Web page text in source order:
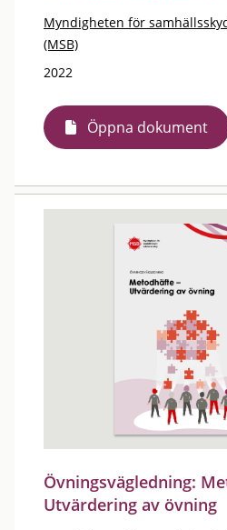
Myndigheten för
(MSB)
2022
Öppna dokument
Övningsvägledning:
Utvärdering av övning